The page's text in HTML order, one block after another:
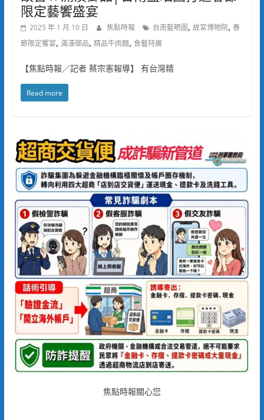
限定藝饗盛宴
2025 年 1 月 10 日 焦點時報 台南藍晒圖, 故宮博物院, 春
節限定饗宴, 滿漢御品, 精品牛肉麵, 食藝特展
【焦點時報／記者 蔡宗憲報導】 有台灣精
Read more
焦點時報關心您